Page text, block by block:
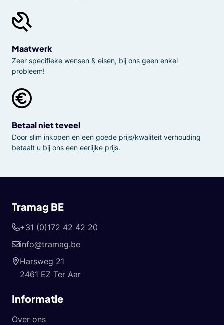
Maatwerk
Zeer specifieke wensen & eisen, bij ons geen enkel
probleem!
Betaal niet teveel
Door slim inkopen en een goede prijs/kwaliteit verhouding
betaalt u bij ons een eerlijke prijs.
Tramag BE
+31 (0)172 42 42 20
info@tramag.be
Harsweg 21
2461 EZ Ter Aar
Informatie
Over ons